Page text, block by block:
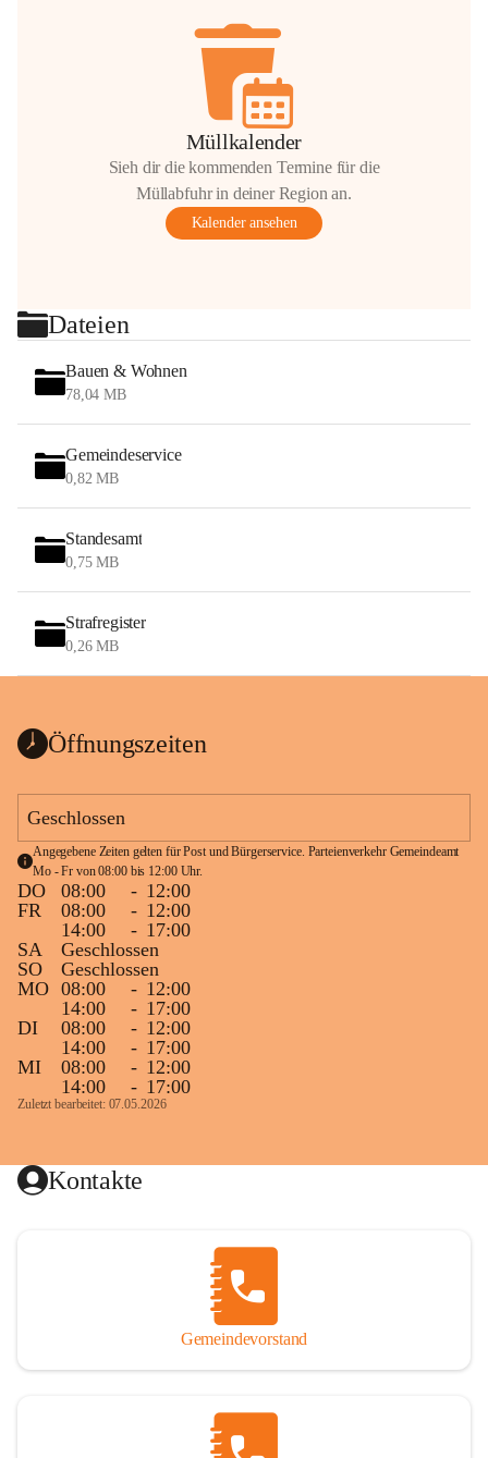
Müllkalender
Sieh dir die kommenden Termine für die
Müllabfuhr in deiner Region an.
Kalender ansehen
Dateien
Bauen & Wohnen
78,04 MB
Gemeindeservice
0,82 MB
Standesamt
0,75 MB
Strafregister
0,26 MB
Öffnungszeiten
Geschlossen
Angegebene Zeiten gelten für Post und Bürgerservice. Parteienverkehr Gemeindeamt
Mo - Fr von 08:00 bis 12:00 Uhr.
DO 08:00 - 12:00
FR
08:00 - 12:00
14:00
- 17:00
SA
Geschlossen
SO
Geschlossen
MO 08:00 - 12:00
14:00
- 17:00
DI
08:00 - 12:00
14:00
- 17:00
MI
08:00 - 12:00
14:00
- 17:00
Zuletzt bearbeitet: 07.05.2026
Kontakte
Gemeindevorstand